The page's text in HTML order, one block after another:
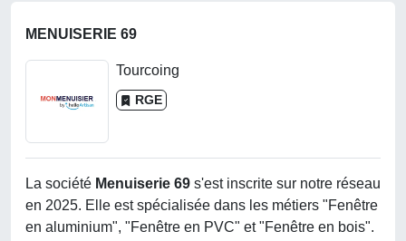
MENUISERIE 69
Tourcoing
RGE
La société Menuiserie 69 s'est inscrite sur notre réseau
en 2025. Elle est spécialisée dans les métiers "Fenêtre
en aluminium", "Fenêtre en PVC" et "Fenêtre en bois".